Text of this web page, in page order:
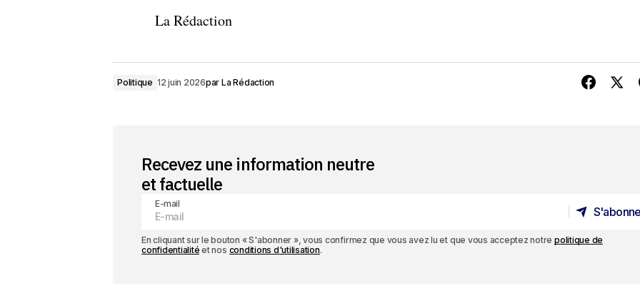
La Rédaction
Politique 12 juin 2026par La Rédaction
Recevez une information neutre
et factuelle
E-mail
En cliquant sur le bouton « S'abonner », vous confirmez que vous avez lu et que vous acceptez notrepolitique de
confidentialité et nos conditions d'utilisation.